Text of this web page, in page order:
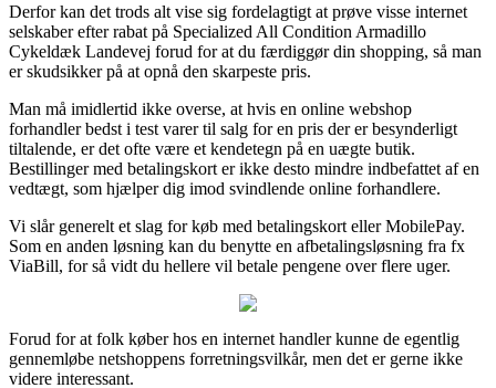
Derfor kan det trods alt vise sig fordelagtigt at prøve visse internet
selskaber efter rabat på Specialized All Condition Armadillo
Cykeldæk Landevej forud for at du færdiggør din shopping, så man
er skudsikker på at opnå den skarpeste pris.
Man må imidlertid ikke overse, at hvis en online webshop
forhandler bedst i test varer til salg for en pris der er besynderligt
tiltalende, er det ofte være et kendetegn på en uægte butik.
Bestillinger med betalingskort er ikke desto mindre indbefattet af en
vedtægt, som hjælper dig imod svindlende online forhandlere.
Vi slår generelt et slag for køb med betalingskort eller MobilePay.
Som en anden løsning kan du benytte en afbetalingsløsning fra fx
ViaBill, for så vidt du hellere vil betale pengene over flere uger.
Forud for at folk køber hos en internet handler kunne de egentlig
gennemløbe netshoppens forretningsvilkår, men det er gerne ikke
videre interessant.